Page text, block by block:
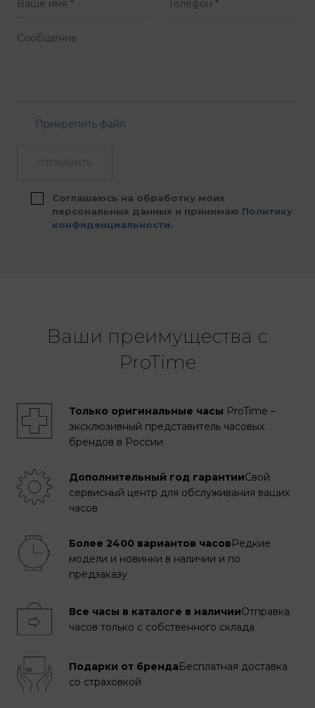
Прикрепить файл
Соглашаюсь на обработку моих
персональных данных и принимаю Политику
конфиденциальности.
Ваши преимущества с
ProTime
Только оригинальные часы ProTime –
эксклюзивный представитель часовых
брендов в России
Дополнительный год гарантииСвой
сервисный центр для обслуживания ваших
часов
Более 2400 вариантов часовРедкие
модели и новинки в наличии и по
предзаказу
Все часы в каталоге в наличииОтправка
часов только с собственного склада
Подарки от брендаБесплатная доставка
со страховкой